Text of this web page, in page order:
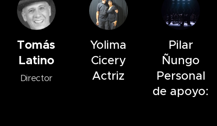
Tomás
Latino
Director
Yolima
Cicery
Actriz
Pilar
Ñungo
Personal
de apoyo: